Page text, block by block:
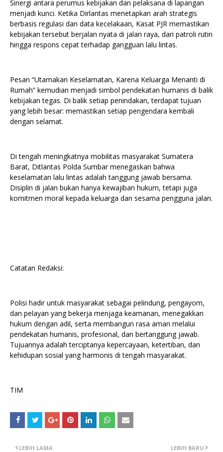
Sinergi antara perumus kebijakan dan pelaksana di lapangan
menjadi kunci. Ketika Dirlantas menetapkan arah strategis
berbasis regulasi dan data kecelakaan, Kasat PJR memastikan
kebijakan tersebut berjalan nyata di jalan raya, dari patroli rutin
hingga respons cepat terhadap gangguan lalu lintas.
Pesan “Utamakan Keselamatan, Karena Keluarga Menanti di
Rumah” kemudian menjadi simbol pendekatan humanis di balik
kebijakan tegas. Di balik setiap penindakan, terdapat tujuan
yang lebih besar: memastikan setiap pengendara kembali
dengan selamat.
Di tengah meningkatnya mobilitas masyarakat Sumatera
Barat, Ditlantas Polda Sumbar menegaskan bahwa
keselamatan lalu lintas adalah tanggung jawab bersama.
Disiplin di jalan bukan hanya kewajiban hukum, tetapi juga
komitmen moral kepada keluarga dan sesama pengguna jalan.
Catatan Redaksi:
Polisi hadir untuk masyarakat sebagai pelindung, pengayom,
dan pelayan yang bekerja menjaga keamanan, menegakkan
hukum dengan adil, serta membangun rasa aman melalui
pendekatan humanis, profesional, dan bertanggung jawab.
Tujuannya adalah terciptanya kepercayaan, ketertiban, dan
kehidupan sosial yang harmonis di tengah masyarakat.
TIM
LEBIH BARU
LEBIH LAMA